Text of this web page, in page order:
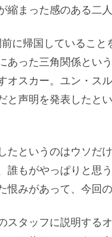
縮まった感のある二人
に帰国していること
あった三角関係とい
オスカー。ユン・ス
と声明を発表したと
たというのはウソだ
誰もがやっぱりと思
恨みがあって、今回
スタッフに説明する